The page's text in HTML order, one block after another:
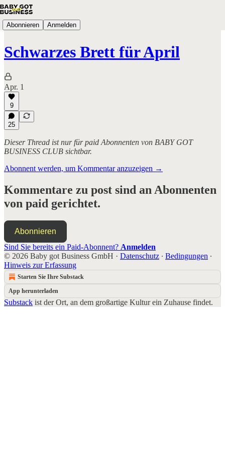
Abonnieren Anmelden
Schwarzes Brett für April
Apr. 1
9
25
Dieser Thread ist nur für paid Abonnenten von BABY GOT
BUSINESS CLUB sichtbar.
Abonnent werden, um Kommentar anzuzeigen →
Kommentare zu post sind an Abonnenten
von paid gerichtet.
Abonnieren
Sind Sie bereits ein Paid-Abonnent? Anmelden
© 2026 Baby got Business GmbH · Datenschutz ∙ Bedingungen ∙
Hinweis zur Erfassung
Starten Sie Ihre Substack
App herunterladen
Substack ist der Ort, an dem großartige Kultur ein Zuhause findet.